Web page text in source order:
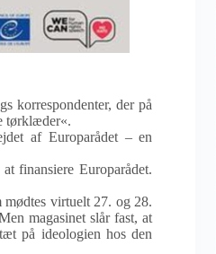
korrespondenter, der på
tørklæder«.
af Europarådet – en
finansiere Europarådet.
mødtes virtuelt 27. og 28.
magasinet slår fast, at
på ideologien hos den